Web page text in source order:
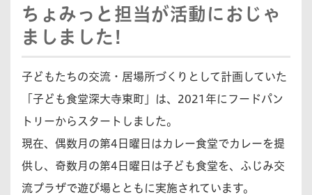
ちょみっと担当が活動におじゃ
ましました!
子どもたちの交流・居場所づくりとして計画していた
「子ども食堂深大寺東町」は、2021年にフードパン
トリーからスタートしました。
現在、偶数月の第4日曜日はカレー食堂でカレーを提
供し、奇数月の第4日曜日は子ども食堂を、ふじみ交
流プラザで遊び場とともに実施されています。